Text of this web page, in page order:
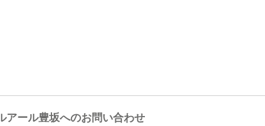
アール豊坂へのお問い合わせ